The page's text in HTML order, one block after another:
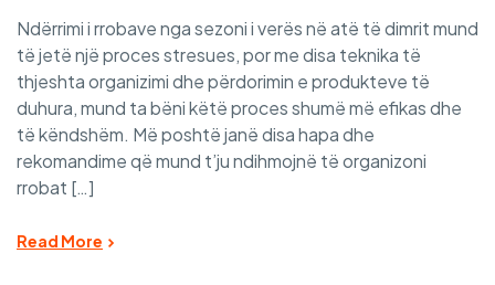
Ndërrimi i rrobave nga sezoni i verës në atë të dimrit mund
të jetë një proces stresues, por me disa teknika të
thjeshta organizimi dhe përdorimin e produkteve të
duhura, mund ta bëni këtë proces shumë më efikas dhe
të këndshëm. Më poshtë janë disa hapa dhe
rekomandime që mund t’ju ndihmojnë të organizoni
rrobat […]
Read More